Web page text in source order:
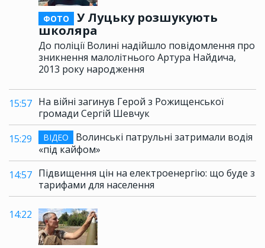
ФОТО
У Луцьку розшукують
школяра
До поліції Волині надійшло повідомлення про
зникнення малолітнього Артура Найдича,
2013 року народження
15:57 На війні загинув Герой з Рожищенської
громади Сергій Шевчук
15:29
ВІДЕО
Волинські патрульні затримали водія
«під кайфом»
14:57 Підвищення цін на електроенергію: що буде з
тарифами для населення
14:22